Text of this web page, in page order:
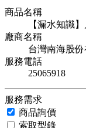
商品名稱
【漏水知識
廠商名稱
台灣南海股份
服務電話
25065918
服務需求
商品詢價
索取型錄